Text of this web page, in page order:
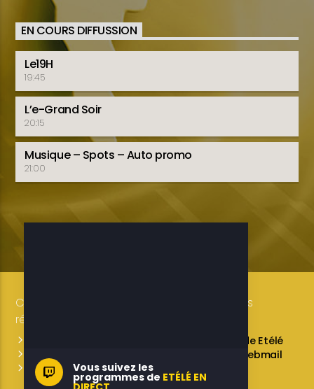
EN COURS DIFFUSSION
Le19H
19:45
L’e-Grand Soir
20:15
Musique – Spots – Auto promo
21:00
Copyright 2019-2025 ETELE BENIN Tous droits
réservés / Conception: LUXE CONSULTING
L’équipe de Etélé
Webmail
Contactez-nous
Vous suivez les
programmes de ETÉLÉ EN